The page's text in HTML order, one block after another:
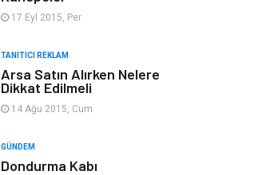
Turizm
Bahçe Ev
Tatil
17 Eyl 2015, Per
TANITICI REKLAM
Arsa Satın Alırken Nelere
Dikkat Edilmeli
14 Ağu 2015, Cum
GÜNDEM
Dondurma Kabı